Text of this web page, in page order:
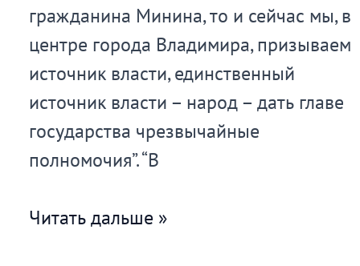
гражданина Минина, то и сейчас мы, в
центре города Владимира, призываем
источник власти, единственный
источник власти – народ – дать главе
государства чрезвычайные
полномочия”. “В
Во
Читать дальше »